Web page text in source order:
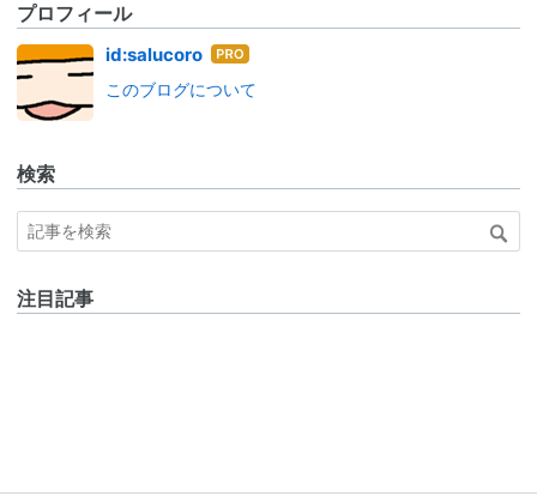
プロフィール
id:salucoro はて
ログ
このブログについて
検索
注目記事